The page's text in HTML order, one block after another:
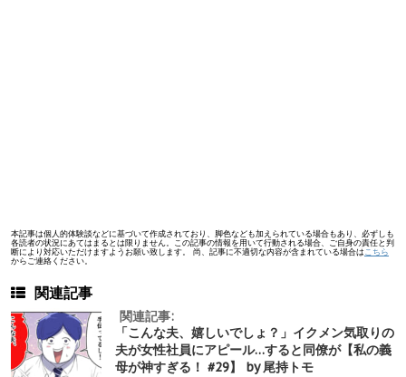
本記事は個人的体験談などに基づいて作成されており、脚色なども加えられている場合もあり、必ずしも
各読者の状況にあてはまるとは限りません。この記事の情報を用いて行動される場合、ご自身の責任と判
断により対応いただけますようお願い致します。 尚、記事に不適切な内容が含まれている場合は こちら
からご連絡ください。
関連記事
関連記事:
「こんな夫、嬉しいでしょ？」イクメン気取りの
夫が女性社員にアピール…すると同僚が【私の義
母が神すぎる！ #29】 by 尾持トモ